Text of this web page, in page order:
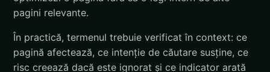
pagini relevante.
În practică, termenul trebuie verificat în context: ce
pagină afectează, ce intenție de căutare susține, ce
risc creează dacă este ignorat și ce indicator arată